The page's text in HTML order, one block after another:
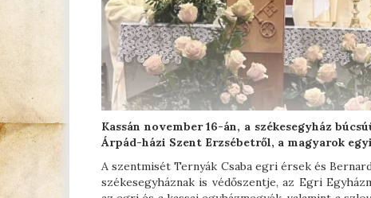
Kassán november 16-án, a székesegyház
Árpád-házi Szent Erzsébetről, a magyarok
A szentmisét Ternyák Csaba egri érsek és
székesegyháznak is védőszentje, az Egri